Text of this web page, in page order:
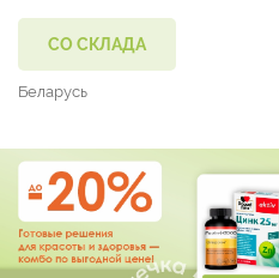
СО СКЛАДА
Беларусь